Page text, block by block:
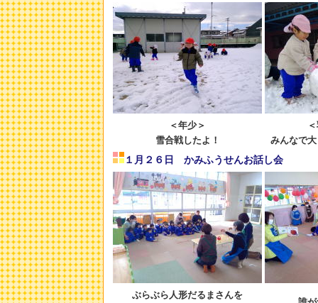
＜年少＞
雪合戦したよ！
みんなで
１月２６日 かみふうせんお話し会
ぶらぶら人形だるまさんを